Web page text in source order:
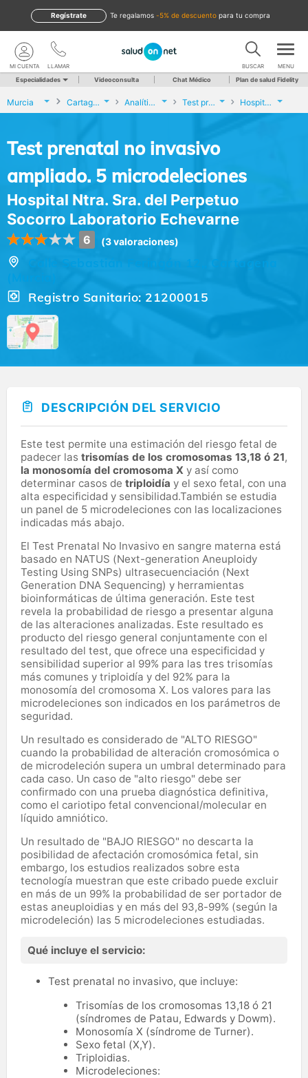
te regalamos -5% de descuento para tu compra
Regístrate
LLAMAR
MI CUENTA BUSCAR MENU
Especialidades Videoconsulta Chat Médico Plan de salud Fidelity
Murcia Cartagena Analíticas y Genética Test prenatal no invasivo ampliado. 5 microdeleciones Hospital Ntra. Sra. del Perpetuo Socorro Laboratorio Echevarne
Test prenatal no invasivo
ampliado. 5 microdeleciones
Hospital Ntra. Sra. del Perpetuo
Socorro Laboratorio Echevarne
6 (3 valoraciones)
Registro Sanitario: 21200015
DESCRIPCIÓN DEL SERVICIO
Este test permite una estimación del riesgo fetal de
padecer las trisomías de los cromosomas 13,18 ó 21,
la monosomía del cromosoma X y así como
determinar casos de triploidía y el sexo fetal, con una
alta especificidad y sensibilidad.También se estudia
un panel de 5 microdeleciones con las localizaciones
indicadas más abajo.
El Test Prenatal No Invasivo en sangre materna está
basado en NATUS (Next-generation Aneuploidy
Testing Using SNPs) ultrasecuenciación (Next
Generation DNA Sequencing) y herramientas
bioinformáticas de última generación. Este test
revela la probabilidad de riesgo a presentar alguna
de las alteraciones analizadas. Este resultado es
producto del riesgo general conjuntamente con el
resultado del test, que ofrece una especificidad y
sensibilidad superior al 99% para las tres trisomías
más comunes y triploidía y del 92% para la
monosomía del cromosoma X. Los valores para las
microdeleciones son indicados en los parámetros de
seguridad.
Un resultado es considerado de "ALTO RIESGO"
cuando la probabilidad de alteración cromosómica o
de microdeleción supera un umbral determinado para
cada caso. Un caso de "alto riesgo" debe ser
confirmado con una prueba diagnóstica definitiva,
como el cariotipo fetal convencional/molecular en
líquido amniótico.
Un resultado de "BAJO RIESGO" no descarta la
posibilidad de afectación cromosómica fetal, sin
embargo, los estudios realizados sobre esta
tecnología muestran que este cribado puede excluir
en más de un 99% la probabilidad de ser portador de
estas aneuploidias y en más del 93,8-99% (según la
microdeleción) las 5 microdeleciones estudiadas.
Qué incluye el servicio:
Test prenatal no invasivo, que incluye:
Trisomías de los cromosomas 13,18 ó 21
(síndromes de Patau, Edwards y Dowm).
Monosomía X (síndrome de Turner).
Sexo fetal (X,Y).
Triploidias.
Microdeleciones: